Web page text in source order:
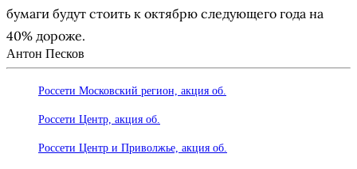
бумаги будут стоить к октябрю следующего года на
40% дороже.
Антон Песков
Россети Московский регион, акция об.
Россети Центр, акция об.
Россети Центр и Приволжье, акция об.